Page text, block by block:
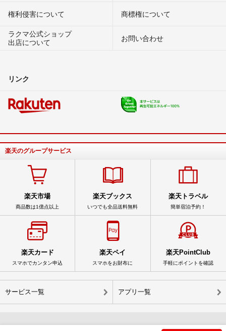
権利侵害について
商標権について
ラクマ公式ショップ
出店について
お問い合わせ
リンク
楽天のグループサービス
楽天市場
商品数は1億点以上
楽天ブックス
いつでも全品送料無料
楽天トラベル
簡単宿泊予約！
楽天カード
スマホでカンタン申込
楽天ペイ
スマホをお財布に
楽天PointClub
手軽にポイントを確認
サービス一覧 アプリ一覧